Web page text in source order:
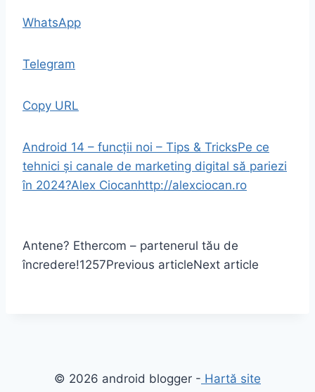
WhatsApp
Telegram
Copy URL
Android 14 – funcții noi – Tips & TricksPe ce
tehnici și canale de marketing digital să pariezi
în 2024?Alex Ciocanhttp://alexciocan.ro
Antene? Ethercom – partenerul tău de
încredere!1257Previous articleNext article
© 2026 android blogger - Hartă site